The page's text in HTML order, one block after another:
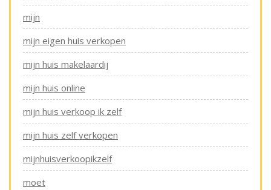
mijn
mijn eigen huis verkopen
mijn huis makelaardij
mijn huis online
mijn huis verkoop ik zelf
mijn huis zelf verkopen
mijnhuisverkoopikzelf
moet